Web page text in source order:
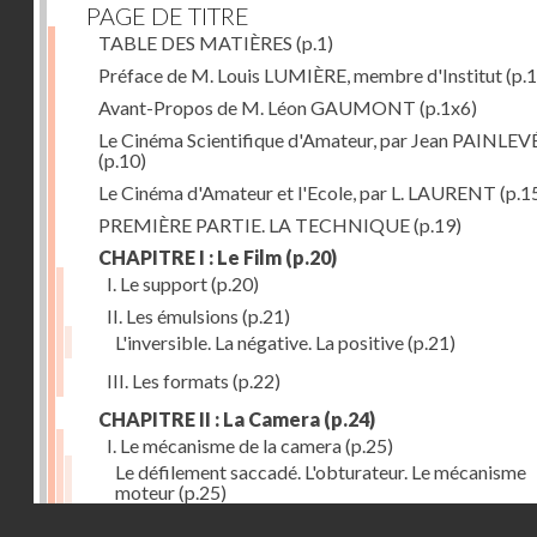
PAGE DE TITRE
TABLE DES MATIÈRES (p.1)
Préface de M. Louis LUMIÈRE, membre d'Institut
Avant-Propos de M. Léon GAUMONT (p.1x6)
Le Cinéma Scientifique d'Amateur, par Jean
(p.10)
Le Cinéma d'Amateur et l'Ecole, par L. LAURENT
PREMIÈRE PARTIE. LA TECHNIQUE(p.19)
CHAPITRE I : Le Film (p.20)
I. Le support(p.20)
II. Les émulsions (p.21)
L'inversible. La négative. La positive(p.21)
III. Les formats (p.22)
CHAPITRE II : La Camera (p.24)
I. Le mécanisme de la camera(p.25)
Le défilement saccadé. L'obturateur. Le mécanisme
moteur(p.25)